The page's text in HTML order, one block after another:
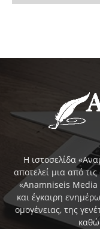
Η ιστοσελίδα
αποτελεί μια από
«Anamniseis Media
και έγκαιρη
ομογένειας, της